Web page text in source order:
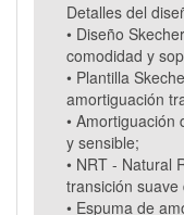
Detalles del
• Diseño
comodidad y
• Plantilla
amortiguación
• Amortiguación
y sensible;
• NRT - Natural
transición
• Espuma de